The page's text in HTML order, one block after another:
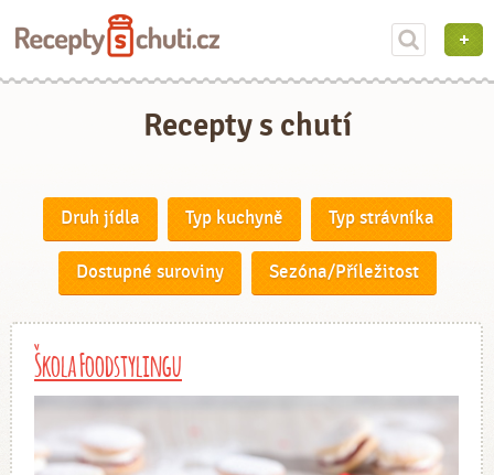
Recepty s chutí
Druh jídla Typ kuchyně Typ strávníka
Dostupné suroviny Sezóna/Příležitost
Škola Foodstylingu